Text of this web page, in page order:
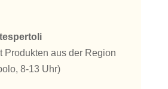
Produkten aus der Region
8-13 Uhr)